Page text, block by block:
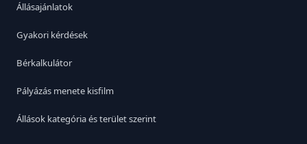
Állásajánlatok
Gyakori kérdések
Bérkalkulátor
Pályázás menete kisfilm
Állások kategória és terület szerint